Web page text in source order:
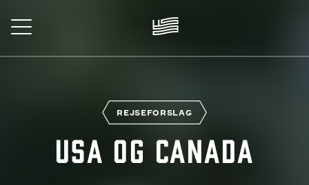
to
main
REJSEFORSLAG
USA og Canada